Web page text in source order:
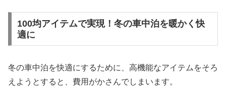
100均アイテムで実現！冬の車中泊を暖かく快
適に
冬の車中泊を快適にするために、高機能なアイテムをそろ
えようとすると、費用がかさんでしまいます。